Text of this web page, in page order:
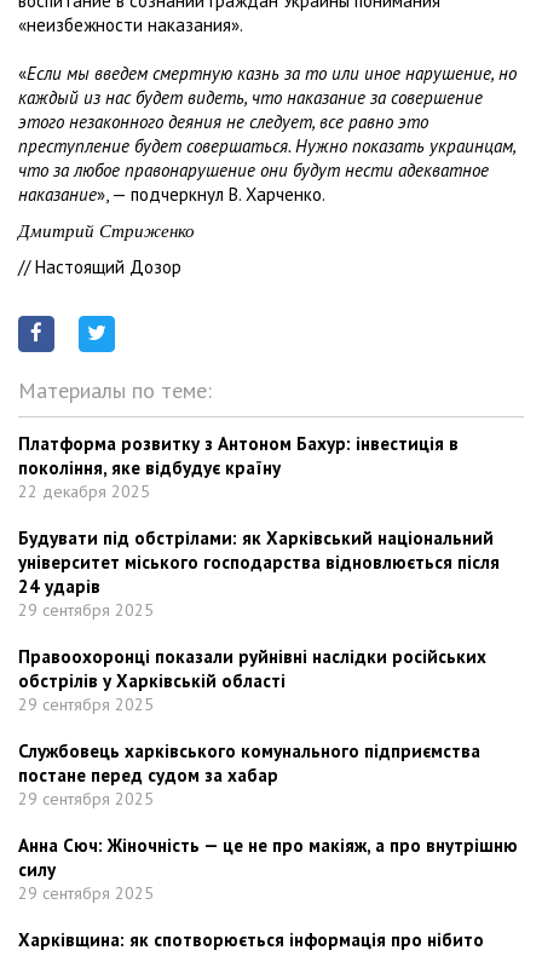
«неизбежности наказания».
«Если мы введем смертную казнь за то или иное нарушение, но
каждый из нас будет видеть, что наказание за совершение
этого незаконного деяния не следует, все равно это
преступление будет совершаться. Нужно показать украинцам,
что за любое правонарушение они будут нести адекватное
наказание», — подчеркнул В. Харченко.
Дмитрий Стриженко
// Настоящий Дозор
Материалы по теме:
Платформа розвитку з Антоном Бахур: інвестиція в
покоління, яке відбудує країну
22 декабря 2025
Будувати під обстрілами: як Харківський національний
університет міського господарства відновлюється після
24 ударів
29 сентября 2025
Правоохоронці показали руйнівні наслідки російських
обстрілів у Харківській області
29 сентября 2025
Службовець харківського комунального підприємства
постане перед судом за хабар
29 сентября 2025
Анна Сюч: Жіночність — це не про макіяж, а про внутрішню
силу
29 сентября 2025
Харківщина: як спотворюється інформація про нібито